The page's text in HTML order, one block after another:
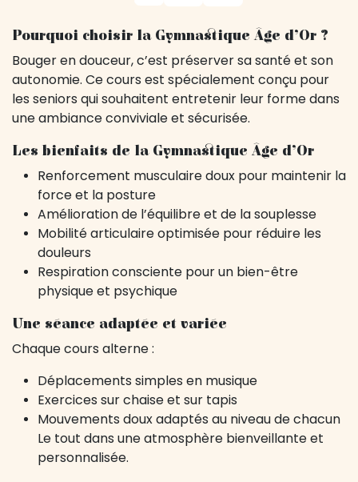
Pourquoi choisir la Gymnastique Âge d’Or ?
Bouger en douceur, c’est préserver sa santé et son
autonomie. Ce cours est spécialement conçu pour
les seniors qui souhaitent entretenir leur forme dans
une ambiance conviviale et sécurisée.
Les bienfaits de la Gymnastique Âge d’Or
Renforcement musculaire doux pour maintenir la
force et la posture
Amélioration de l’équilibre et de la souplesse
Mobilité articulaire optimisée pour réduire les
douleurs
Respiration consciente pour un bien-être
physique et psychique
Une séance adaptée et variée
Chaque cours alterne :
Déplacements simples en musique
Exercices sur chaise et sur tapis
Mouvements doux adaptés au niveau de chacun
Le tout dans une atmosphère bienveillante et
personnalisée.